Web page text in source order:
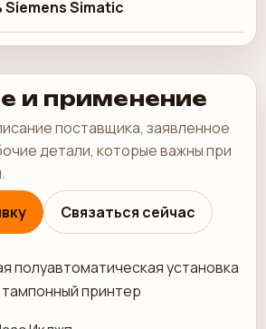
Siemens Simatic
и применение
поставщика, заявленное
детали, которые важны при
Связаться сейчас
полуавтоматическая установка
принтер